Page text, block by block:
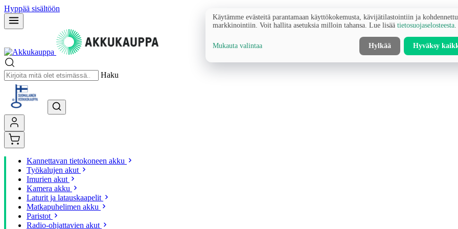
Hyppää sisältöön
Haku
Kannettavan tietokoneen akku
Työkalujen akut
Imurien akut
Kamera akku
Laturit ja latauskaapelit
Matkapuhelimen akku
Paristot
Radio-ohjattavien akut
Käytämme evästeitä parantamaan käyttökokemusta, kävijätilastointiin ja
markkinointiin. Voit hallita asetuksia milloin tahansa. Lue lisää tietosuojaselosteesta
Mukauta valintaa Hylkää Hyväksy